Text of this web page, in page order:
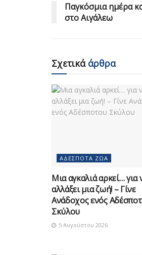
Παγκόσμια ημέρα
στο Αιγάλεω
Σχετικάάρθρα
ΑΔΈΣΠΟΤΑ ΖΏΑ
Μια αγκαλιά αρκεί… για
αλλάξει μια ζωή! – Γίνε
Ανάδοχος ενός
Σκύλου
5 Αυγούστου 2026